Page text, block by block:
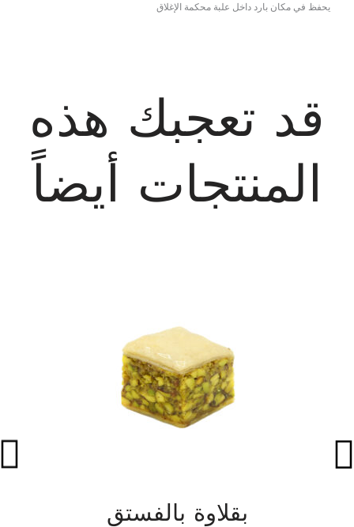
يحفظ في مكان بارد داخل علبة محكمة الإغلاق
قد تعجبك هذه
المنتجات أيضاً
بقلاوة بالفستق